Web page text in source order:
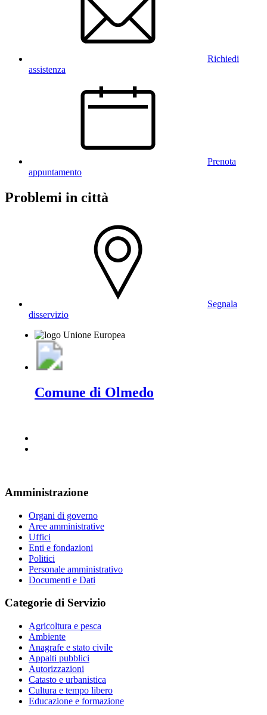
Richiedi
assistenza
Prenota
appuntamento
Problemi in città
Segnala
disservizio
Comune di Olmedo
Amministrazione
Organi di governo
Aree amministrative
Uffici
Enti e fondazioni
Politici
Personale amministrativo
Documenti e Dati
Categorie di Servizio
Agricoltura e pesca
Ambiente
Anagrafe e stato civile
Appalti pubblici
Autorizzazioni
Catasto e urbanistica
Cultura e tempo libero
Educazione e formazione